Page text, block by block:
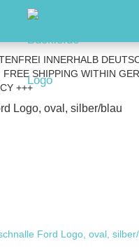
INNERHALB
FREE SHIPPING WITHIN
+++
Logo, oval, silber/blau